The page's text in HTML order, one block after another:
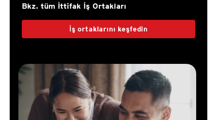
Bkz. tüm İttifak İş Ortakları
İş ortaklarını keşfedin